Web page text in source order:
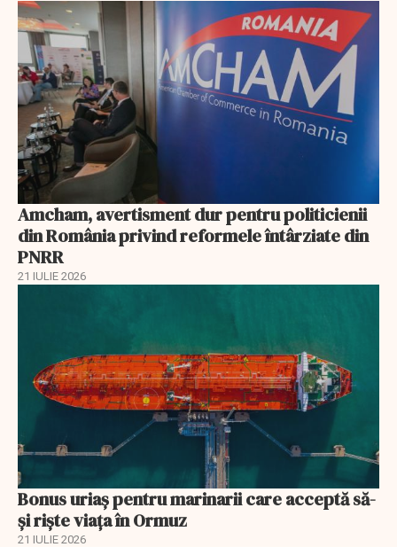
Amcham, avertisment dur pentru politicienii
din România privind reformele întârziate din
PNRR
21 IULIE 2026
Bonus uriaș pentru marinarii care acceptă să-
și riște viața în Ormuz
21 IULIE 2026